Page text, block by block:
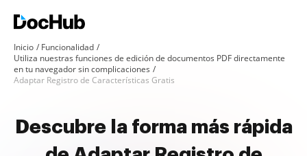
Inicio
Funcionalidad
Utiliza nuestras funciones de edición de documentos PDF directamente
en tu navegador sin complicaciones
Adaptar Registro de Características Gratis
Descubre la forma más rápida